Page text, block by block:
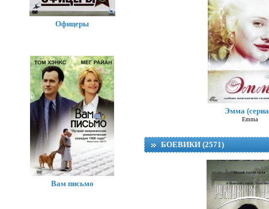
Эмма
Emma
БОЕВИКИ (2571)
Офицеры
Вам письмо